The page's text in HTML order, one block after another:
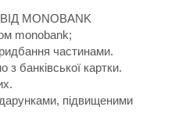
MONOBANK
monobank;
частинами.
банківської картки.
підвищеними